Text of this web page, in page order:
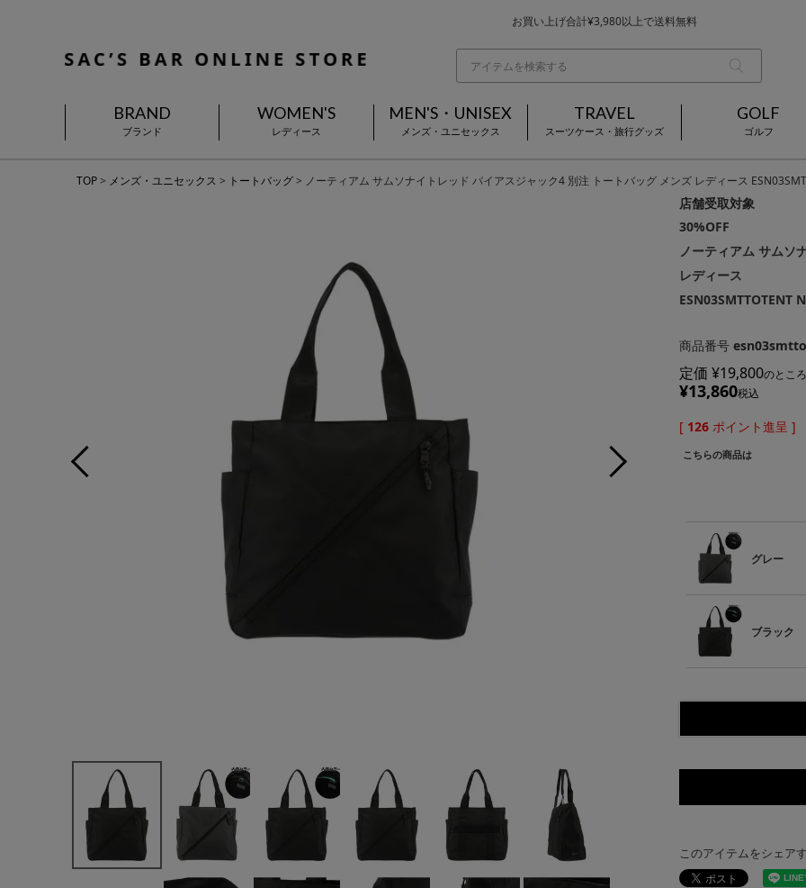
お買い上げ合計¥3,980以上で送料無料
当日～翌営業日を目安に順次発送（一部お取り寄せ商品を除く）
BRAND
ブランド
WOMEN'S
レディース
MEN'S・UNISEX
メンズ・ユニセックス
TRAVEL
スーツケース・旅行グッズ
GOLF
ゴルフ
TOP メンズ・ユニセックス トートバッグ ノーティアム サムソナイトレッド バイアスジャック4 別注 トートバッグ メンズ レディース
店舗受取対象
30%OFF
ノーティアム サムソ
レディース
ESN03SMTTOTENT
商品番号
定価 ¥19,800のとこ
¥13,860税込
[ 126 ポイント進呈 ]
こちらの商品は
グレー
ブラック
このアイテムをシェア